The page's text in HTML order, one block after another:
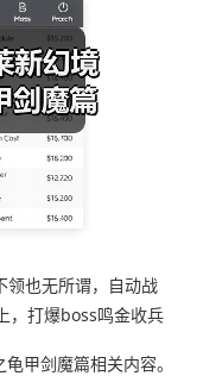
领也无所谓，自动战
，打爆boss鸣金收兵
甲剑魔篇相关内容。